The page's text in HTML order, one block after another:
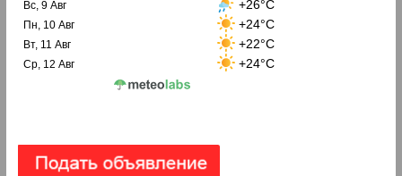
Вс, 9 Авг +26°C
Пн, 10 Авг +24°C
Вт, 11 Авг +22°C
Ср, 12 Авг +24°C